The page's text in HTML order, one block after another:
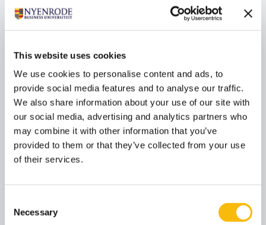
This website uses cookies
We use cookies to personalise content and ads, to
provide social media features and to analyse our traffic.
We also share information about your use of our site with
our social media, advertising and analytics partners who
may combine it with other information that you’ve
provided to them or that they’ve collected from your use
of their services.
Selection
Necessary
New Board Program
Startdatum:
25 november 2026
Taal:
Nederlands
Locatie:
omgeving met toenemende druk, complexiteit en
publieke aandacht wil je een governance-kompas